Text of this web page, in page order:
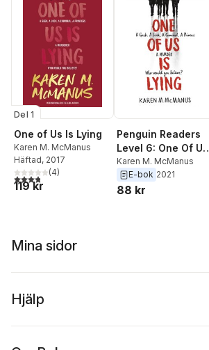
Del 1
One of Us Is Lying
Karen M. McManus
Häftad, 2017
3,8utav 5 stjärnor. Totalt antal röster:
(4)
119 kr
Penguin Readers
Level 6: One Of Us
Is Lying (ELT
Graded Reader)
Karen M. McManus
E-bok 2021
88 kr
Mina sidor
Hjälp